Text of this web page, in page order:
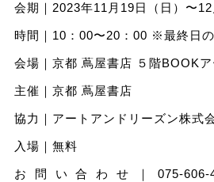
会期｜2023年11⽉19⽇（⽇）〜12
時間｜10：00〜20：00 ※最終⽇
会場｜京都 蔦屋書店 ５階BOOK
主催｜京都 蔦屋書店
協⼒｜アートアンドリーズン株式
⼊場｜無料
お問い合わせ｜075-